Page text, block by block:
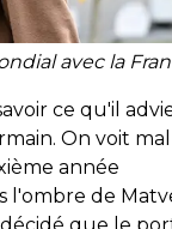
avec la
ce qu'il
On voit
année
l'ombre de
que le